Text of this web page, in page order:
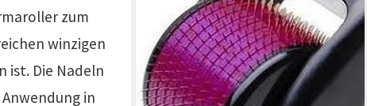
zum
winzigen
ist. Die Nadeln
in